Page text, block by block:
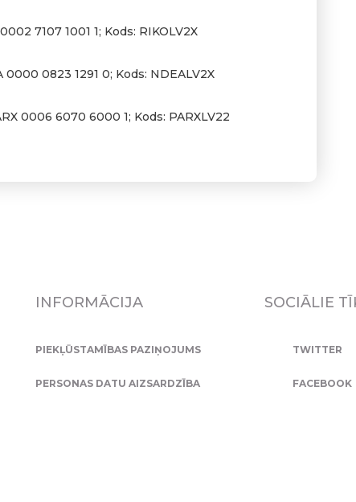
7107 1001 1; Kods: RIKOLV2X
0823 1291 0; Kods: NDEALV2X
0006 6070 6000 1; Kods: PARXLV22
INFORMĀCIJA
PIEKĻŪSTAMĪBAS PAZIŅOJUMS
PERSONAS DATU AIZSARDZĪBA
SOCIĀLIE
TWITTER
FACEBOOK